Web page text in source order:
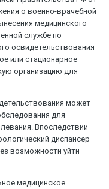
о военно-врачебной
медицинского
службе по
освидетельствования
или стационарное
организацию для
может
для
Впоследствии
диспансер
возможности уйти
медицинское